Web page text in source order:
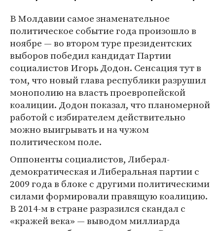
В Молдавии самое знаменательное
политическое событие года произошло в
ноябре — во втором туре президентских
выборов победил кандидат Партии
социалистов Игорь Додон. Сенсация тут в
том, что новый глава республики разрушил
монополию на власть проевропейской
коалиции. Додон показал, что планомерной
работой с избирателем действительно
можно выигрывать и на чужом
политическом поле.
Оппоненты социалистов, Либерал-
демократическая и Либеральная партии с
2009 года в блоке с другими политическими
силами формировали правящую коалицию.
В 2014-м в стране разразился скандал с
«кражей века» — выводом миллиарда